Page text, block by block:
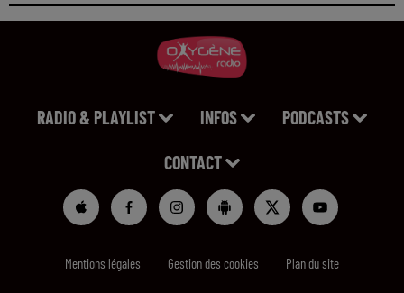
RADIO & PLAYLIST INFOS PODCASTS
CONTACT
Mentions légales Gestion des cookies Plan du site